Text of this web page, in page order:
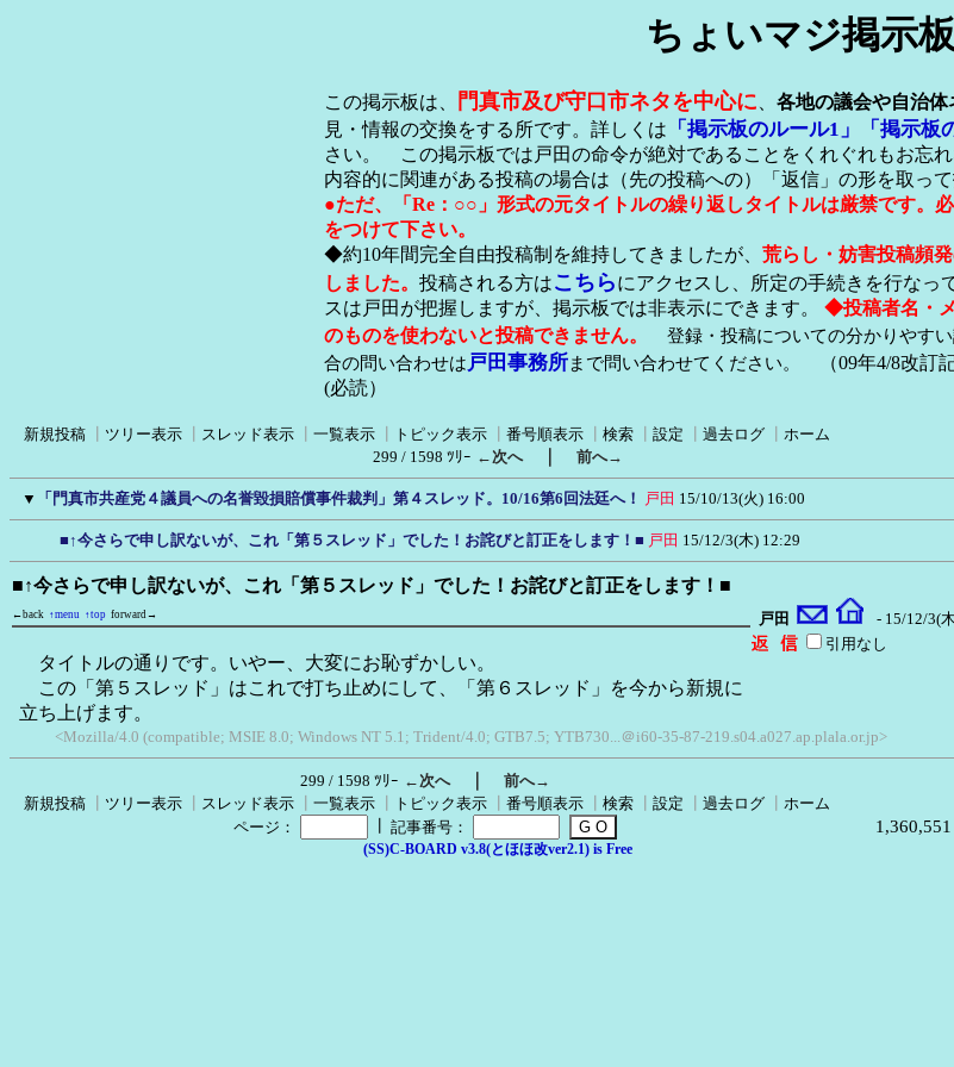
ちょいマジ掲示板
この掲示板は、 門真市及び守口市ネタを中心に、 各地の議会や自治体
見・情報の交換をする所です。詳しくは
「掲示板のルール1」 「掲示板
さい。 この掲示板では戸田の命令が絶対であることをくれぐれもお忘れ
内容的に関連がある投稿の場合は（先の投稿への）「返信」の形を取って
●ただ、「Re：○○」形式の元タイトルの繰り返しタイトルは厳禁です。
をつけて下さい。
◆約10年間完全自由投稿制を維持してきましたが、 荒らし・妨害投稿頻
しました。 投稿される方はこちらにアクセスし、所定の手続きを行な
スは戸田が把握しますが、掲示板では非表示にできます。 ◆投稿者名・
のものを使わないと投稿できません。
登録・投稿についての分かりやす
合の問い合わせは戸田事務所まで問い合わせてください。 （09年4/8改
(必読）
新規投稿 ツリー表示 スレッド表示 一覧表示 トピック表示 番号順表示 検索 設定 過去ログ
ホーム
299 / 1598 ﾂﾘｰ ←次へ｜ 前へ→
▼ 「門真市共産党４議員への名誉毀損賠償事件裁判」第４スレッド。10/16第6回法廷へ！ 戸田 15/10/13(火) 16:00
■↑今さらで申し訳ないが、これ「第５スレッド」でした！お詫びと訂正をします！■ 戸田 15/12/3(木) 12:29
■↑今さらで申し訳ないが、これ「第５スレッド」でした！お詫びと訂正をします！■
←back ↑menu ↑top forward→ 戸田 - 15/12/3(
タイトルの通りです。いやー、大変にお恥ずかしい。
この「第５スレッド」はこれで打ち止めにして、「第６スレッド」を今から新規に
立ち上げます。
引用なし
<Mozilla/4.0 (compatible; MSIE 8.0; Windows NT 5.1; Trident/4.0; GTB7.5; YTB730...＠i60-35-87-219.s04.a027.ap.plala.or.jp>
299 / 1598 ﾂﾘｰ ←次へ｜ 前へ→
新規投稿
ツリー表示 スレッド表示 一覧表示 トピック表示 番号順表示 検索 設定 過去ログ
ホーム
ページ：
記事番号： 1,360,551
(SS)C-BOARD v3.8(とほほ改ver2.1) is Free